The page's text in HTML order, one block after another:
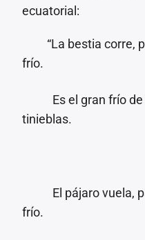
ecuatorial:
“La bestia corre,
frío.
Es el gran frío de
tinieblas.
El pájaro vuela,
frío.